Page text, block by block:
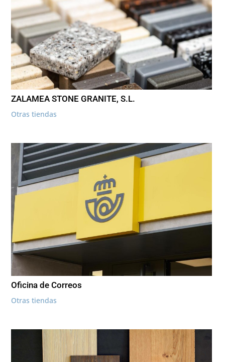
ZALAMEA STONE GRANITE, S.L.
Otras tiendas
Oficina de Correos
Otras tiendas